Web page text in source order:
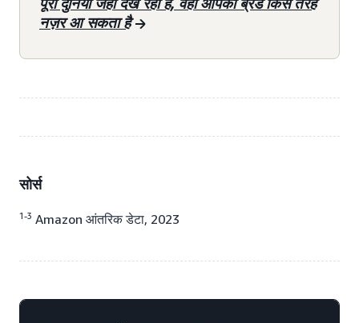
नज़र आ सकता है
सोर्स
1-3 Amazon आंतरिक डेटा, 2023